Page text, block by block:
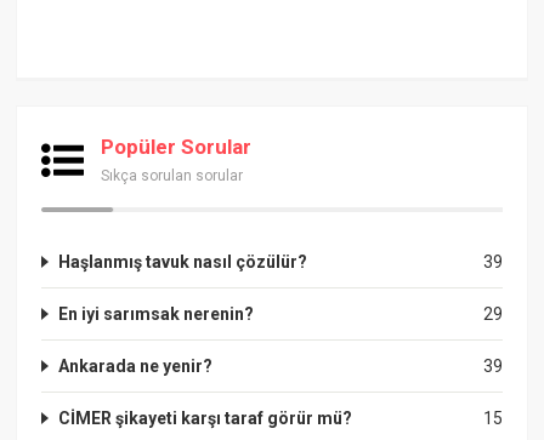
Popüler Sorular
Sıkça sorulan sorular
39
Haşlanmış tavuk nasıl çözülür?
29
En iyi sarımsak nerenin?
39
Ankarada ne yenir?
15
CİMER şikayeti karşı taraf görür mü?